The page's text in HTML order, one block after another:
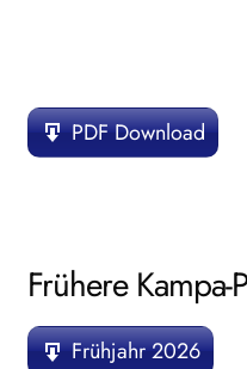
PDF Download
Frühere
Frühjahr 2026